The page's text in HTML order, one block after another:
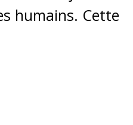
humains. Cette